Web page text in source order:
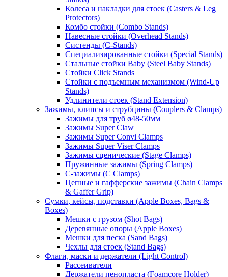
Колеса и накладки для стоек (Casters & Leg
Protectors)
Комбо стойки (Combo Stands)
Навесные стойки (Overhead Stands)
Систенды (C-Stands)
Специализированные стойки (Special Stands)
Стальные стойки Baby (Steel Baby Stands)
Стойки Click Stands
Стойки с подъемным механизмом (Wind-Up
Stands)
Удлинители стоек (Stand Extension)
Зажимы, клипсы и струбцины (Couplers & Clamps)
Зажимы для труб ø48-50мм
Зажимы Super Claw
Зажимы Super Convi Clamps
Зажимы Super Viser Clamps
Зажимы сценические (Stage Clamps)
Пружинные зажимы (Spring Clamps)
С-зажимы (C Clamps)
Цепные и гафферские зажимы (Chain Clamps
& Gaffer Grip)
Сумки, кейсы, подставки (Apple Boxes, Bags &
Boxes)
Мешки с грузом (Shot Bags)
Деревянные опоры (Apple Boxes)
Мешки для песка (Sand Bags)
Чехлы для стоек (Stand Bags)
Флаги, маски и держатели (Light Control)
Рассеиватели
Держатели пенопласта (Foamcore Holder)